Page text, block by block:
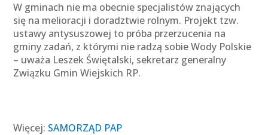
W gminach nie ma obecnie specjalistów znających
się na melioracji i doradztwie rolnym. Projekt tzw.
ustawy antysuszowej to próba przerzucenia na
gminy zadań, z którymi nie radzą sobie Wody Polskie
– uważa Leszek Świętalski, sekretarz generalny
Związku Gmin Wiejskich RP.
Więcej: SAMORZĄD PAP